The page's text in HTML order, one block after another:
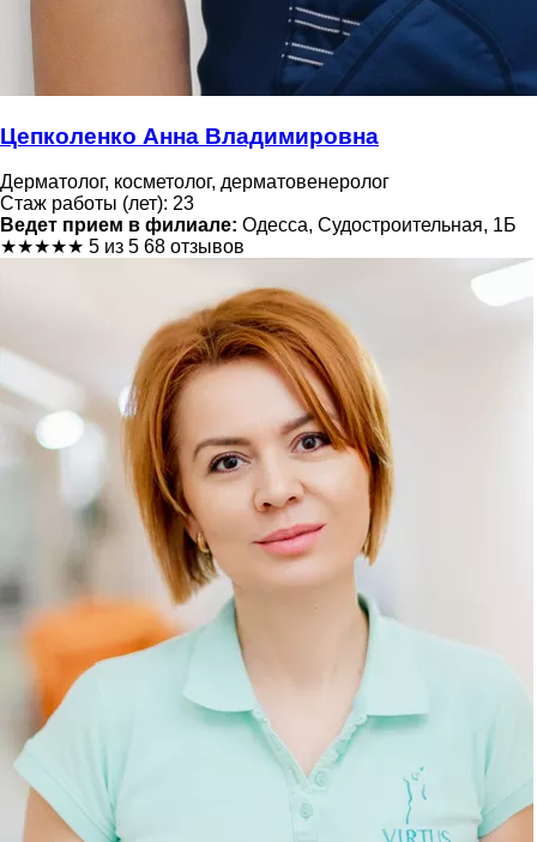
Цепколенко Анна Владимировна
Дерматолог, косметолог, дерматовенеролог
Стаж работы (лет): 23
Ведет прием в филиале: Одесса, Судостроительная, 1Б
★★★★★ 5 из 5 68 отзывов